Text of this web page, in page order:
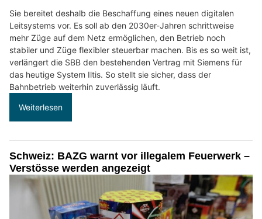
Sie bereitet deshalb die Beschaffung eines neuen digitalen
Leitsystems vor. Es soll ab den 2030er-Jahren schrittweise
mehr Züge auf dem Netz ermöglichen, den Betrieb noch
stabiler und Züge flexibler steuerbar machen. Bis es so weit ist,
verlängert die SBB den bestehenden Vertrag mit Siemens für
das heutige System Iltis. So stellt sie sicher, dass der
Bahnbetrieb weiterhin zuverlässig läuft.
Weiterlesen
Schweiz: BAZG warnt vor illegalem Feuerwerk –
Verstösse werden angezeigt